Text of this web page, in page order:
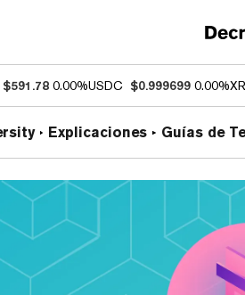
$591.78 0.00%USDC $0.999699 0.00%
Explicaciones Guías de